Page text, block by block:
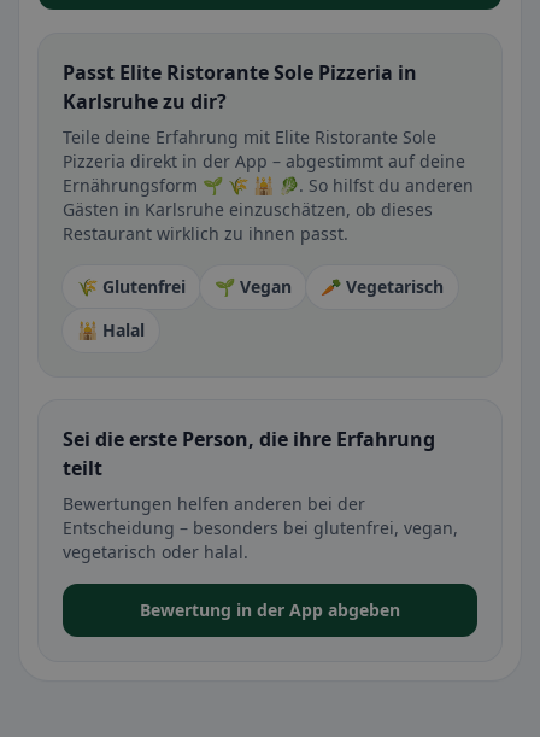
Passt Elite Ristorante Sole Pizzeria in
Karlsruhe zu dir?
Teile deine Erfahrung mit Elite Ristorante Sole
Pizzeria direkt in der App – abgestimmt auf deine
Ernährungsform 🌱 🌾 🕌 🥬. So hilfst du anderen
Gästen in Karlsruhe einzuschätzen, ob dieses
Restaurant wirklich zu ihnen passt.
🌾 Glutenfrei 🌱 Vegan
🥕 Vegetarisch
🕌 Halal
Sei die erste Person, die ihre Erfahrung
teilt
Bewertungen helfen anderen bei der
Entscheidung – besonders bei glutenfrei, vegan,
vegetarisch oder halal.
Bewertung in der App abgeben